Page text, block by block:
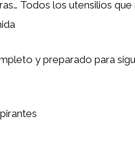
Todos los utensilios
y preparado para